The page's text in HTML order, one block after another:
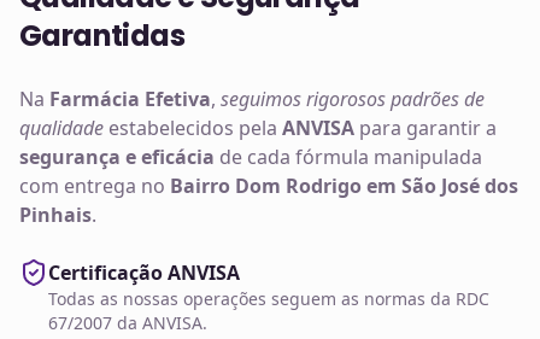
Garantidas
Na Farmácia Efetiva, seguimos rigorosos padrões de
qualidade estabelecidos pela ANVISA para garantir a
segurança e eficácia de cada fórmula manipulada
com entrega no Bairro Dom Rodrigo em São José dos
Pinhais.
Certificação ANVISA
Todas as nossas operações seguem as normas da RDC
67/2007 da ANVISA.